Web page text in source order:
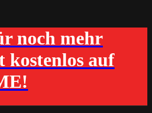
noch mehr
kostenlos auf